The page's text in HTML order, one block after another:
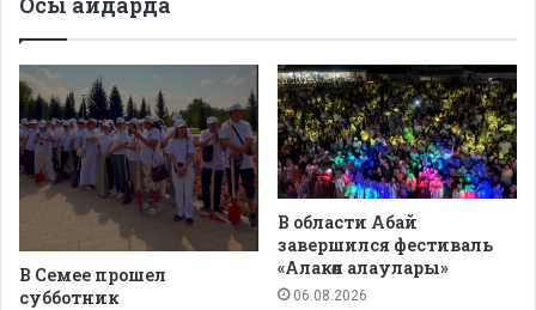
В Семее прошел
субботник
В области Абай
завершился фестиваль
«Алакөл алаулары»
06.08.2026